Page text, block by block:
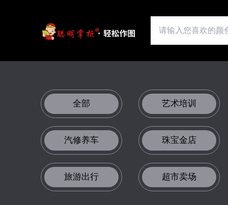
全部 艺术培训
汽修养车 珠宝金店
旅游出行 超市卖场